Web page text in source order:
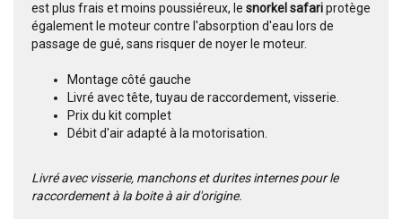
est plus frais et moins poussiéreux, le snorkel safariprotège
également le moteur contre l'absorption d'eau lors de
passage de gué, sans risquer de noyer le moteur.
Montage côté gauche
Livré avec tête, tuyau de raccordement, visserie.
Prix du kit complet
Débit d'air adapté à la motorisation.
Livré avec visserie, manchons et durites internes pour le
raccordement à la boite à air d'origine.